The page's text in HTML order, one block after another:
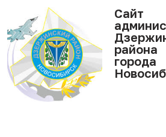
Cайт
района
города